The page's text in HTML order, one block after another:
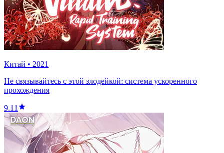
Китай • 2021
Не связывайтесь с этой злодейкой: система ускоренного
прохождения
9.11